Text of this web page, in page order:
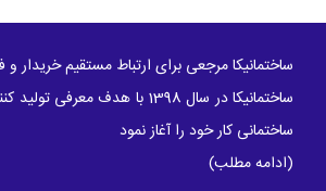
ساختمانیکا مرجعی برای ارتباط مستقیم خریدار و
ساختمانیکا در سال 1398 با هدف
ساختمانی کار خود را آغاز نمود
(ادامه مطلب)